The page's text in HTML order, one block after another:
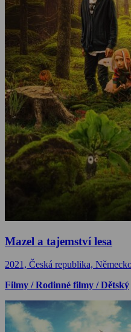
Mazel a tajemství lesa
2021, Česká republika,
Filmy / Rodinné filmy / Dětský